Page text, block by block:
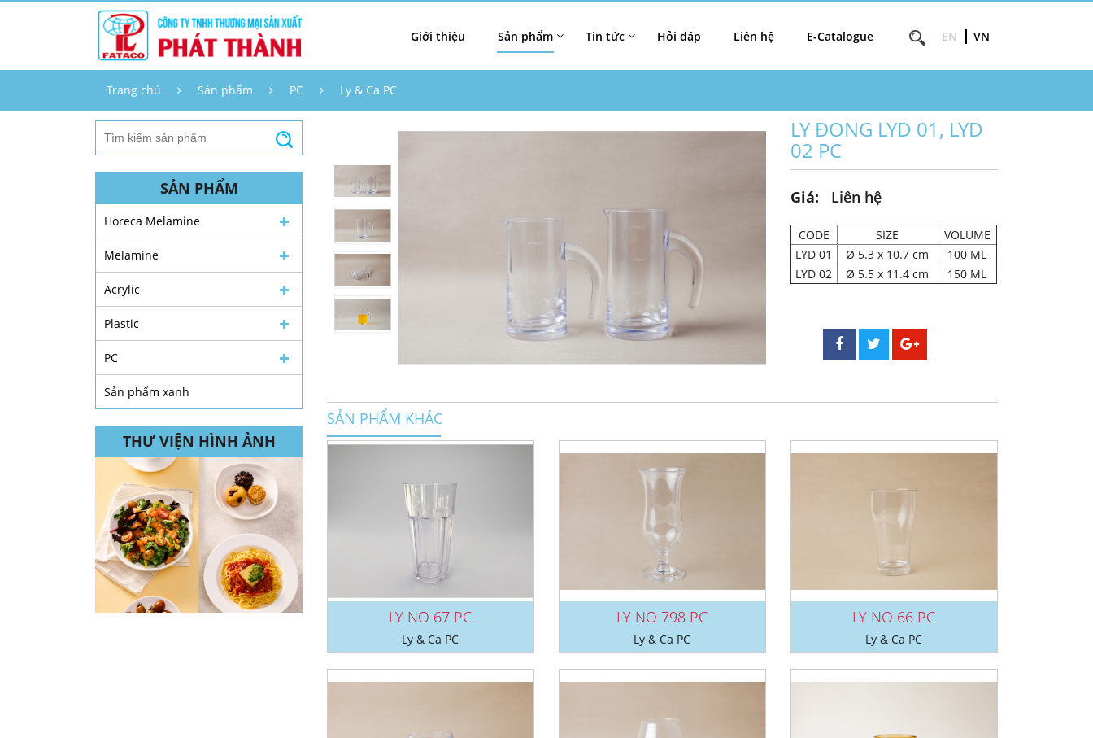
Giới thiệu Sản phẩm Tin tức Hỏi đáp Liên hệ E-Catalogue EN VN
Trang chủ Sản phẩm PC Ly & Ca PC
SẢN PHẨM
Horeca Melamine
Melamine
Acrylic
Plastic
PC
Sản phẩm xanh
THƯ VIỆN HÌNH ẢNH
LY ĐONG LYD 01, LYD
02 PC
Giá: Liên hệ
CODE SIZE
VOLUME
LYD 01
Ø 5.3 x 10.7 cm
100 ML
LYD 02
Ø 5.5 x 11.4 cm 150 ML
SẢN PHẨM KHÁC
LY NO 67 PC
Ly & Ca PC
LY NO 798 PC
Ly & Ca PC
LY NO 66 PC
Ly & Ca PC